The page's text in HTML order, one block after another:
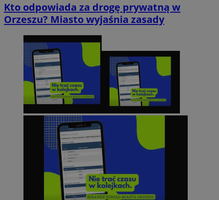
Kto odpowiada za drogę prywatną w
Orzeszu? Miasto wyjaśnia zasady